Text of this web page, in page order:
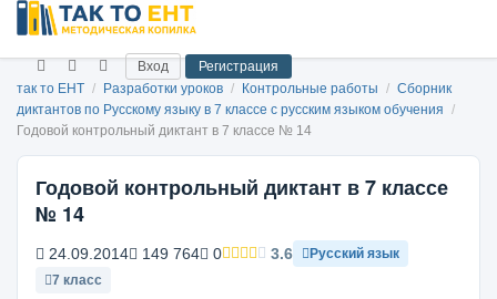
Вход
Регистрация
так то ЕНТ / Разработки уроков / Контрольные работы / Сборник
диктантов по Русскому языку в 7 классе с русским языком обучения /
Годовой контрольный диктант в 7 классе № 14
Годовой контрольный диктант в 7 классе
№ 14
24.09.2014 149 764 0 3.6
Русский язык
7 класс